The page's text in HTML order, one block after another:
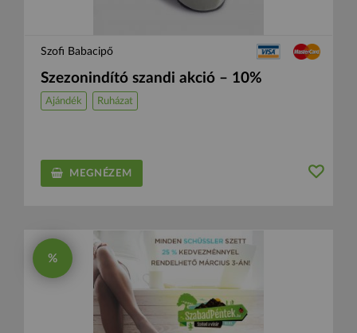
Szofi Babacipő
Szezonindító szandi akció – 10%
Ajándék Ruházat
MEGNÉZEM
%